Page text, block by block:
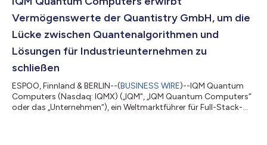
Quantencomputer seiner Art, der Quantenfehlerkorr...
Vermögenswerte der Quantistry GmbH, um die
Lücke zwischen Quantenalgorithmen und
Lösungen für Industrieunternehmen zu
schließen
ESPOO, Finnland & BERLIN--(BUSINESS WIRE)--IQM Quantum
Computers (Nasdaq: IQMX) („IQM“, „IQM Quantum Computers“
oder das „Unternehmen“), ein Weltmarktführer für Full-Stack-